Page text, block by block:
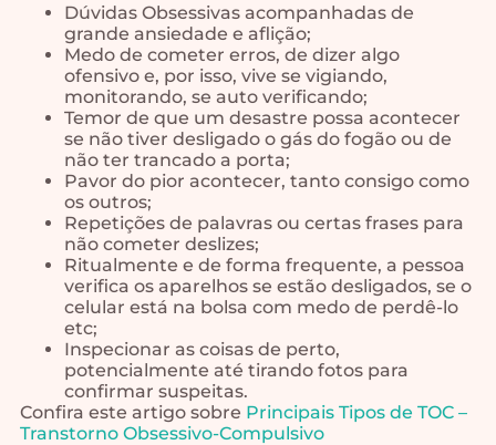
Dúvidas Obsessivas acompanhadas de
grande ansiedade e aflição;
Medo de cometer erros, de dizer algo
ofensivo e, por isso, vive se vigiando,
monitorando, se auto verificando;
Temor de que um desastre possa acontecer
se não tiver desligado o gás do fogão ou de
não ter trancado a porta;
Pavor do pior acontecer, tanto consigo como
os outros;
Repetições de palavras ou certas frases para
não cometer deslizes;
Ritualmente e de forma frequente, a pessoa
verifica os aparelhos se estão desligados, se o
celular está na bolsa com medo de perdê-lo
etc;
Inspecionar as coisas de perto,
potencialmente até tirando fotos para
confirmar suspeitas.
Confira este artigo sobre Principais Tipos de TOC –
Transtorno Obsessivo-Compulsivo